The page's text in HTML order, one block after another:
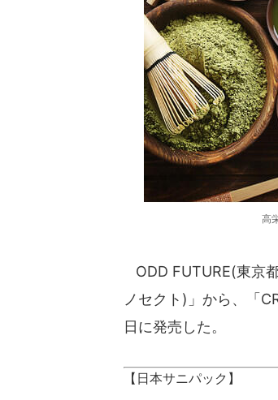
高
ODD FUTURE(東京
ノセクト)」から、「
日に発売した。
【日本サニパック】